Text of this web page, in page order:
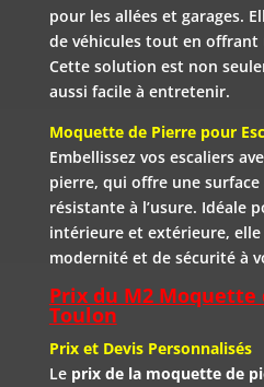
pour les allées et garages.
de véhicules tout en
Cette solution est non
aussi facile à entretenir.
Moquette de Pierre pour
Embellissez vos escaliers
pierre, qui offre une
résistante à l’usure. Idéale
intérieure et extérieure,
modernité et de sécurité à
Prix du M2 Moquette
Toulon
Prix et Devis Personnalisés
Le prix de la moquette de